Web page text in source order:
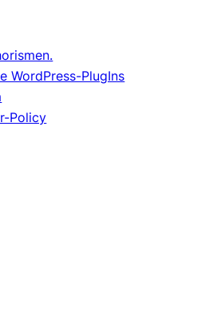
WordPress-PlugIns
Policy